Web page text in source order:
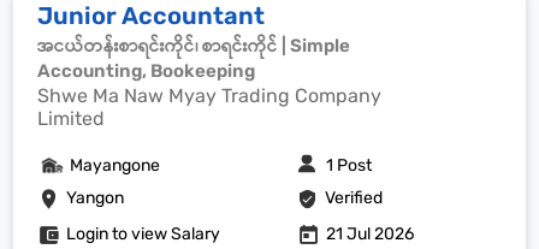
Junior Accountant
အငယ်တန်းစာရင်းကိုင်၊ စာရင်းကိုင် | Simple
Accounting, Bookeeping
Shwe Ma Naw Myay Trading Company
Limited
Yangon Verified
Mayangone 1 Post
Login to view Salary 21 Jul 2026